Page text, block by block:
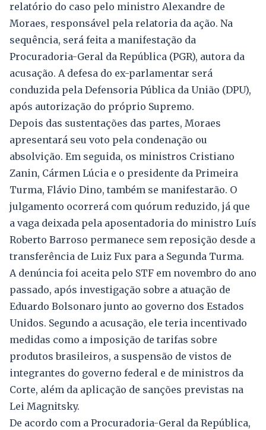
relatório do caso pelo ministro Alexandre de
Moraes, responsável pela relatoria da ação. Na
sequência, será feita a manifestação da
Procuradoria-Geral da República (PGR), autora da
acusação. A defesa do ex-parlamentar será
conduzida pela Defensoria Pública da União (DPU),
após autorização do próprio Supremo.
Depois das sustentações das partes, Moraes
apresentará seu voto pela condenação ou
absolvição. Em seguida, os ministros Cristiano
Zanin, Cármen Lúcia e o presidente da Primeira
Turma, Flávio Dino, também se manifestarão. O
julgamento ocorrerá com quórum reduzido, já que
a vaga deixada pela aposentadoria do ministro Luís
Roberto Barroso permanece sem reposição desde a
transferência de Luiz Fux para a Segunda Turma.
A denúncia foi aceita pelo STF em novembro do ano
passado, após investigação sobre a atuação de
Eduardo Bolsonaro junto ao governo dos Estados
Unidos. Segundo a acusação, ele teria incentivado
medidas como a imposição de tarifas sobre
produtos brasileiros, a suspensão de vistos de
integrantes do governo federal e de ministros da
Corte, além da aplicação de sanções previstas na
Lei Magnitsky.
De acordo com a Procuradoria-Geral da República,